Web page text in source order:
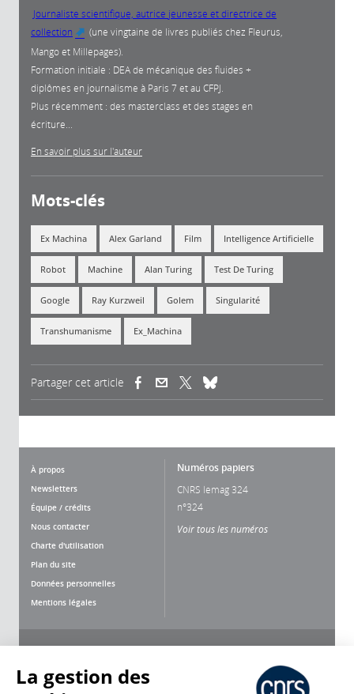
Journaliste scientifique, autrice jeunesse et directrice de
collection
(link is external)
(une vingtaine de livres publiés chez Fleurus,
Mango et Millepages).
Formation initiale : DEA de mécanique des fluides +
diplômes en journalisme à Paris 7 et au CFPJ.
Plus récemment : des masterclass et des stages en
écriture...
En savoir plus sur l'auteur
Mots-clés
Ex Machina Alex Garland Film Intelligence Artificielle
Robot Machine Alan Turing Test De Turing
Google Ray Kurzweil Golem Singularité
Transhumanisme Ex_Machina
Partager cet article (link is external)(link is external)
À propos
Newsletters
Équipe / crédits
Nous contacter
Charte d'utilisation
Plan du site
Données personnelles
Mentions légales
Numéros papiers
CNRS lemag 324
n°324
Voir tous les numéros
Nous suivre Partager
La gestion des